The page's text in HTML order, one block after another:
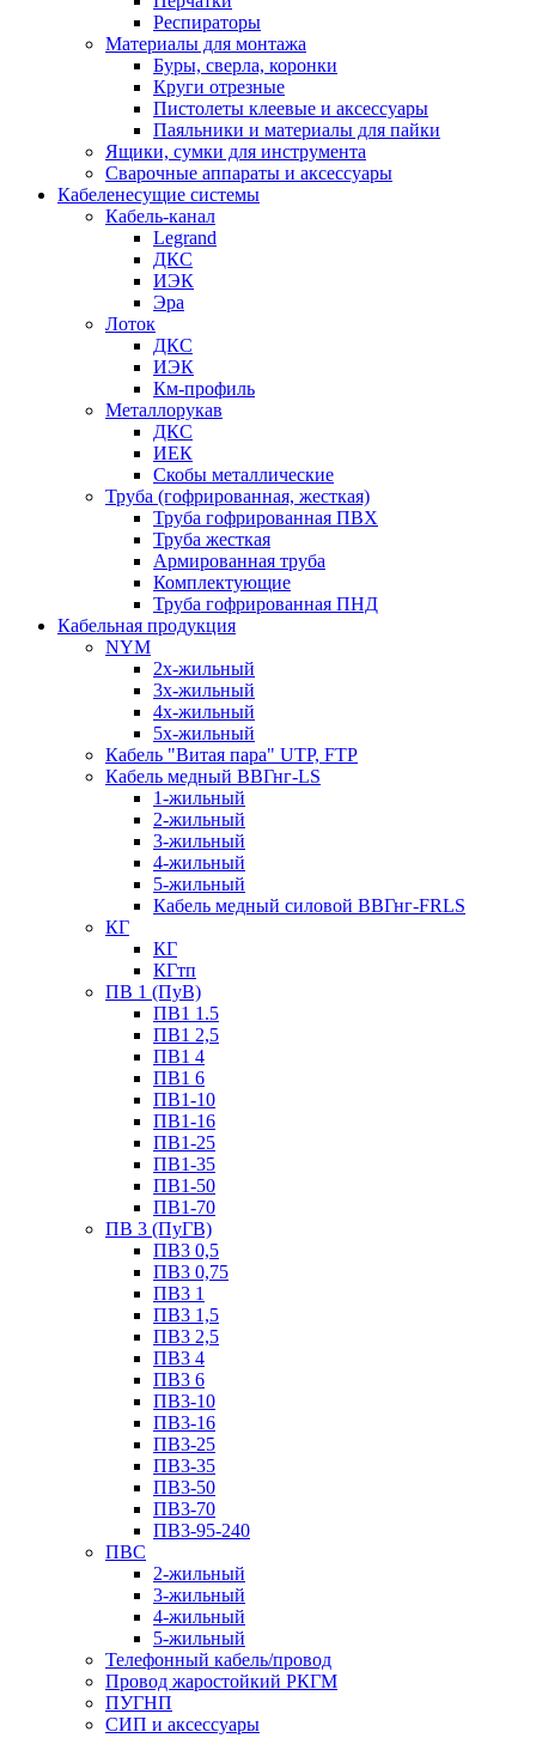
Респираторы
Материалы для монтажа
Буры, сверла, коронки
Круги отрезные
Пистолеты клеевые и аксессуары
Паяльники и материалы для пайки
Ящики, сумки для инструмента
Сварочные аппараты и аксессуары
Кабеленесущие системы
Кабель-канал
Legrand
ДКС
ИЭК
Эра
Лоток
ДКС
ИЭК
Км-профиль
Металлорукав
ДКС
ИЕК
Скобы металлические
Труба (гофрированная, жесткая)
Труба гофрированная ПВХ
Труба жесткая
Армированная труба
Комплектующие
Труба гофрированная ПНД
Кабельная продукция
NYM
2х-жильный
3х-жильный
4х-жильный
5х-жильный
Кабель "Витая пара" UTP, FTP
Кабель медный ВВГнг-LS
1-жильный
2-жильный
3-жильный
4-жильный
5-жильный
Кабель медный силовой ВВГнг-FRLS
КГ
КГ
КГтп
ПВ 1 (ПуВ)
ПВ1 1.5
ПВ1 2,5
ПВ1 4
ПВ1 6
ПВ1-10
ПВ1-16
ПВ1-25
ПВ1-35
ПВ1-50
ПВ1-70
ПВ 3 (ПуГВ)
ПВ3 0,5
ПВ3 0,75
ПВ3 1
ПВ3 1,5
ПВ3 2,5
ПВ3 4
ПВ3 6
ПВ3-10
ПВ3-16
ПВ3-25
ПВ3-35
ПВ3-50
ПВ3-70
ПВ3-95-240
ПВС
2-жильный
3-жильный
4-жильный
5-жильный
Телефонный кабель/провод
Провод жаростойкий РКГМ
ПУГНП
СИП и аксессуары